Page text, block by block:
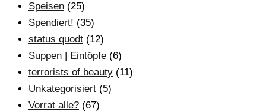
Speisen (25)
Spendiert! (35)
status quodt (12)
Suppen | Eintöpfe (6)
terrorists of beauty (11)
Unkategorisiert (5)
Vorrat alle? (67)